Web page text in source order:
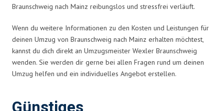
Braunschweig nach Mainz reibungslos und stressfrei verläuft.
Wenn du weitere Informationen zu den Kosten und Leistungen für
deinen Umzug von Braunschweig nach Mainz erhalten möchtest,
kannst du dich direkt an Umzugsmeister Wexler Braunschweig
wenden. Sie werden dir gerne bei allen Fragen rund um deinen
Umzug helfen und ein individuelles Angebot erstellen.